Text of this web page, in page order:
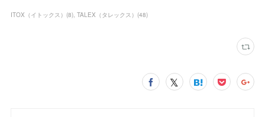
ITOX（イトックス） (8) TALEX（タレックス） (48)